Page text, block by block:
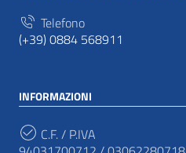
Telefono
(+39) 0884 568911
INFORMAZIONI
C.F. / P.IVA